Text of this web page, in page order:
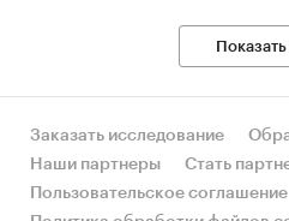
Заказать исследование
Наши партнеры
Стать
Пользовательское соглашение